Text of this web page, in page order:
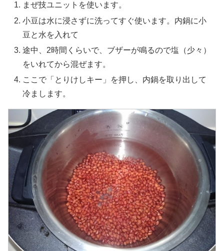
まぜ技ユニットを使います。
小豆は水に浸さずに洗ってすぐ使います。内鍋に小
豆と水を入れて
途中、2時間くらいで、ブザーが鳴るので塩（少々）
をいれてから混ぜます。
ここで「とりけしキー」を押し、内鍋を取り出して
冷まします。